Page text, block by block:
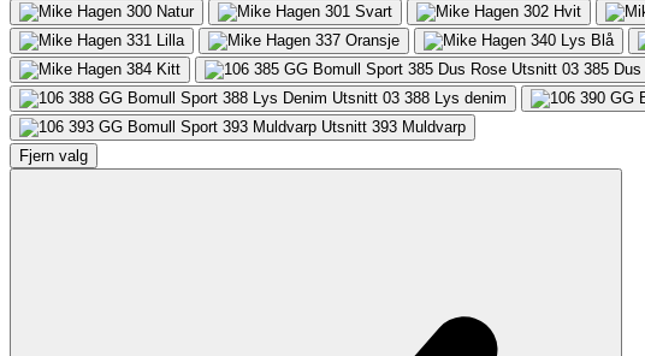
300 Natur 301 Svart 302 Hvit
331 Lilla 337 Oransje 340 Lys Blå
384 Kitt 385
388 Lys denim
393 Muldvarp
Fjern valg